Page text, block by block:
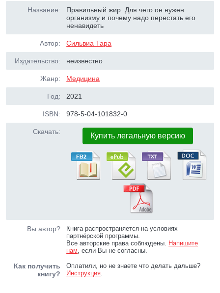
Название:
Правильный жир. Для чего он нужен
организму и почему надо перестать его
ненавидеть
Автор: Сильвиа Тара
Издательство: неизвестно
Жанр: Медицина
Год: 2021
ISBN: 978-5-04-101832-0
Скачать: Купить легальную версию
Вы автор?
Книга распространяется на условиях
партнёрской программы.
Все авторские права соблюдены. Напишите
нам, если Вы не согласны.
Как получить
книгу?
Оплатили, но не знаете что делать дальше?
Инструкция.